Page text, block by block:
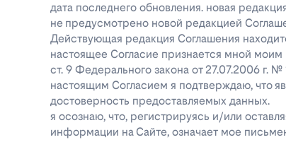
дата последнего обновления. новая
не предусмотрено новой редакцией
Действующая редакция Соглашения
настоящее Согласие признается мной
ст. 9 Федерального закона от 27.07.2006 г.
настоящим Согласием я подтверждаю, что
достоверность предоставляемых данных.
я осознаю, что, регистрируясь и/или
информации на Сайте, означает мое